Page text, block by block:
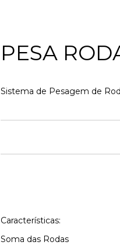
PESA
Sistema de Pesagem de
Características:
Soma das Rodas